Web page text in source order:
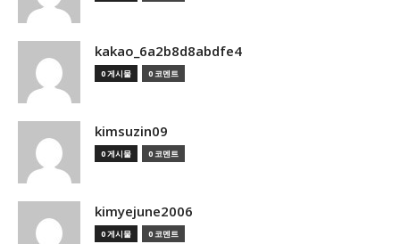
kakao_6a2b8d8abdfe4
0 게시물 0 코멘트
kimsuzin09
0 게시물 0 코멘트
kimyejune2006
0 게시물 0 코멘트